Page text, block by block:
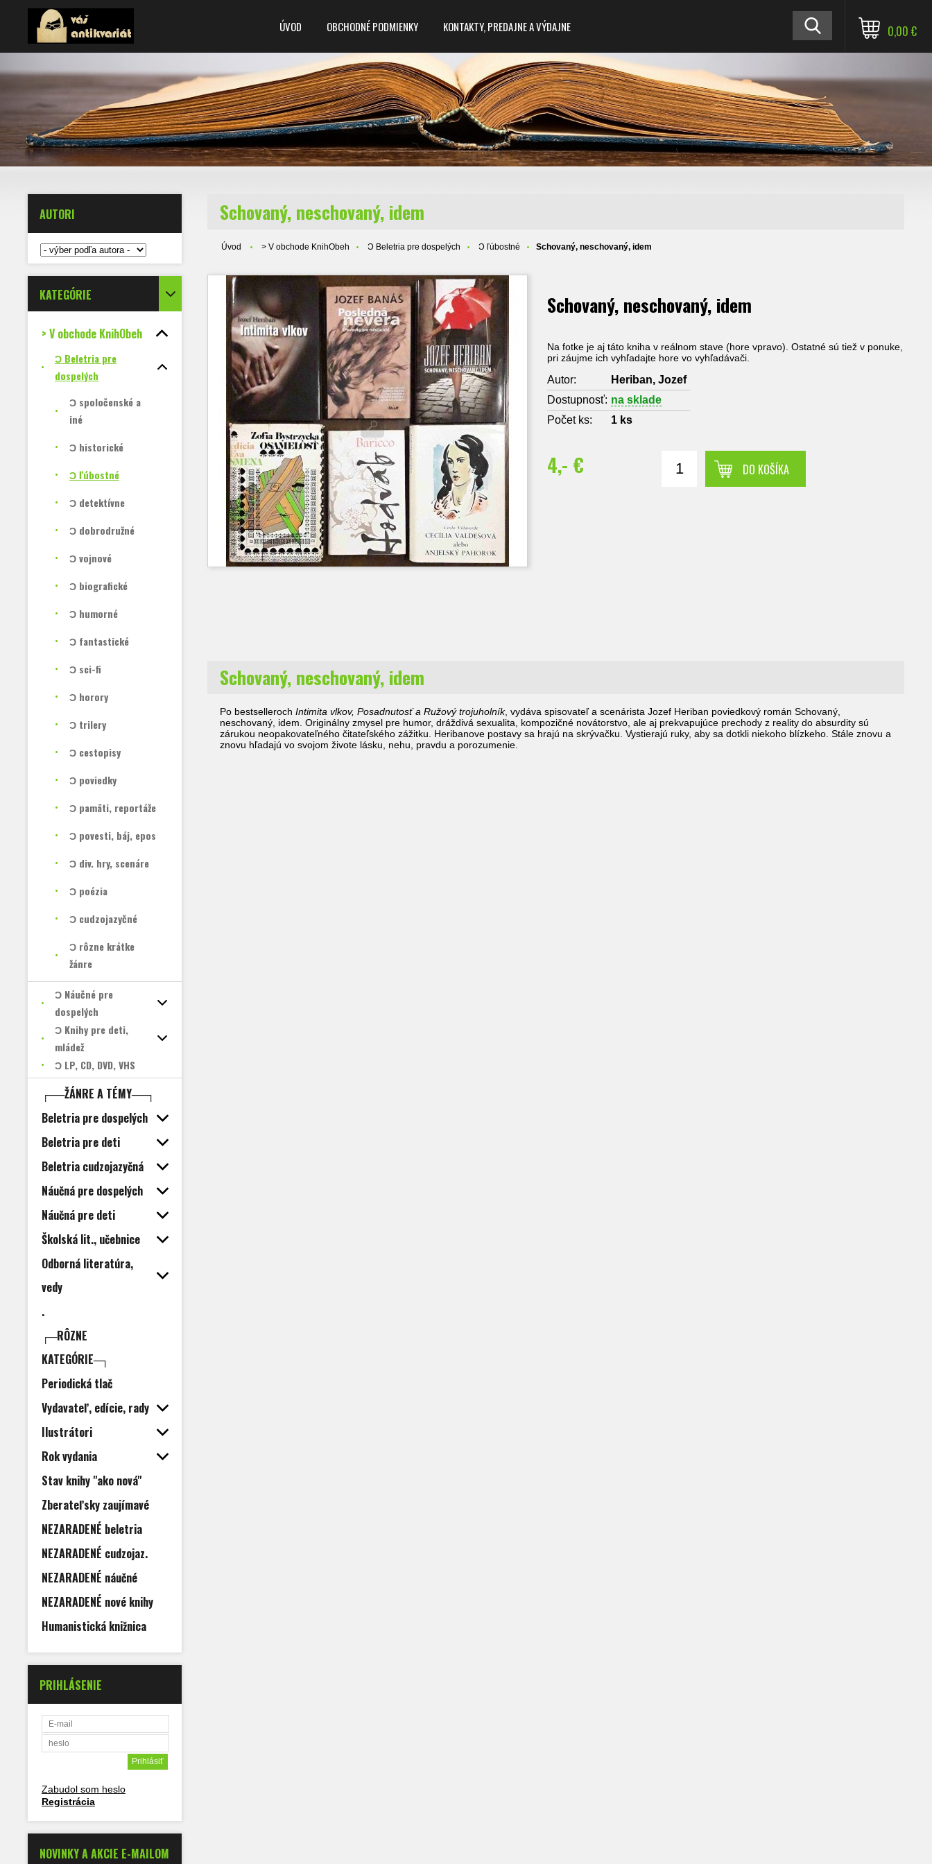
ÚVOD OBCHODNÉ PODMIENKY KONTAKTY, PREDAJNE A VÝDAJNE 0,00 €
AUTORI
KATEGÓRIE
> V obchode KnihObeh
Ɔ Beletria pre
dospelých
Ɔ spoločenské a
iné
Ɔ historické
Ɔ ľúbostné
Ɔ detektívne
Ɔ dobrodružné
Ɔ vojnové
Ɔ biografické
Ɔ humorné
Ɔ fantastické
Ɔ sci-fi
Ɔ horory
Ɔ trilery
Ɔ cestopisy
Ɔ poviedky
Ɔ pamäti, reportáže
Ɔ povesti, báj, epos
Ɔ div. hry, scenáre
Ɔ poézia
Ɔ cudzojazyčné
Ɔ rôzne krátke
žánre
Ɔ Náučné pre
dospelých
Ɔ Knihy pre deti,
mládež
Ɔ LP, CD, DVD, VHS
┌──ŽÁNRE A TÉMY──┐
Beletria pre dospelých
Beletria pre deti
Beletria cudzojazyčná
Náučná pre dospelých
Náučná pre deti
Školská lit., učebnice
Odborná literatúra,
vedy
.
┌─RÔZNE
KATEGÓRIE─┐
Periodická tlač
Vydavateľ, edície, rady
Ilustrátori
Rok vydania
Stav knihy "ako nová"
Zberateľsky zaujímavé
NEZARADENÉ beletria
NEZARADENÉ cudzojaz.
NEZARADENÉ náučné
NEZARADENÉ nové knihy
Humanistická knižnica
PRIHLÁSENIE
Zabudol som heslo
Registrácia
NOVINKY A AKCIE E-MAILOM
Schovaný, neschovaný, idem
Úvod > V obchode KnihObeh Ɔ Beletria pre dospelých Ɔ ľúbostné Schovaný, neschovaný, idem
Schovaný, neschovaný, idem
Na fotke je aj táto kniha v reálnom stave (hore vpravo). Ostatné sú tiež v ponuke,
pri záujme ich vyhľadajte hore vo vyhľadávači.
Autor:
Heriban, Jozef
Dostupnosť: na sklade
Počet ks:
1 ks
4,- € DO KOŠÍKA
Schovaný, neschovaný, idem
Po bestsellerochIntimita vlkov, Posadnutosť a Ružový trojuholník, vydáva spisovateľ a scenárista Jozef Heriban poviedkový román Schovaný,
neschovaný, idem. Originálny zmysel pre humor, dráždivá sexualita, kompozičné novátorstvo, ale aj prekvapujúce prechody z reality do absurdity sú
zárukou neopakovateľného čitateľského zážitku. Heribanove postavy sa hrajú na skrývačku. Vystierajú ruky, aby sa dotkli niekoho blízkeho. Stále znovu a
znovu hľadajú vo svojom živote lásku, nehu, pravdu a porozumenie.